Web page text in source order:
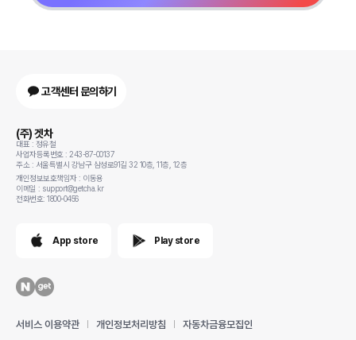
고객센터 문의하기
(주) 겟차
대표 : 정유철
사업자등록번호 : 243-87-00137
주소 : 서울특별시 강남구 삼성로91길 32 10층, 11층, 12층
개인정보보호책임자 : 이동용
이메일 : support@getcha.kr
전화번호: 1800-0456
App store Play store
서비스 이용약관 개인정보처리방침 자동차금융모집인